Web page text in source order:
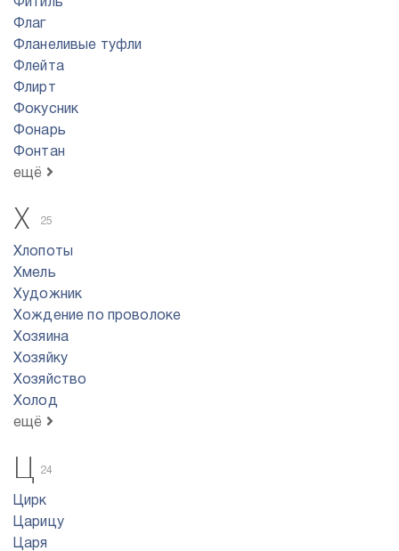
Фитиль
Флаг
Фланеливые туфли
Флейта
Флирт
Фокусник
Фонарь
Фонтан
ещё
Х 25
Хлопоты
Хмель
Художник
Хождение по проволоке
Хозяина
Хозяйку
Хозяйство
Холод
ещё
Ц 24
Цирк
Царицу
Царя